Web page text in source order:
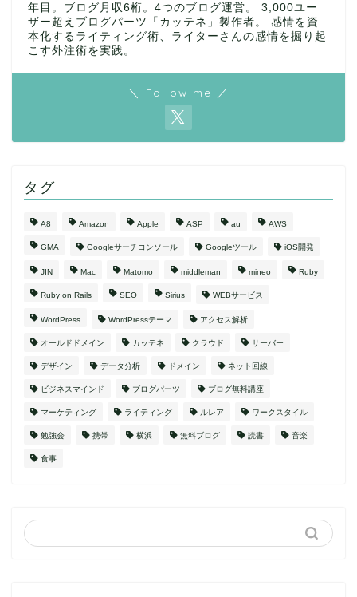
年目。ブログ月収6桁。4つのブログ運営。 3,000ユー
ザー超えブログパーツ「カッテネ」製作者。 感情を資
本化するライティング術、ライターさんの感情を掘り起
こす外注術を実践。
＼ Follow me ／
タグ
A8 Amazon Apple ASP au AWS
GMA Googleサーチコンソール Googleツール iOS開発
JIN Mac Matomo middleman mineo Ruby
Ruby on Rails SEO Sirius WEBサービス
WordPress WordPressテーマ アクセス解析
オールドドメイン カッテネ クラウド サーバー
デザイン データ分析 ドメイン ネット回線
ビジネスマインド ブログパーツ ブログ無料講座
マーケティング ライティング ルレア ワークスタイル
勉強会 携帯 横浜 無料ブログ 読書 音楽
食事